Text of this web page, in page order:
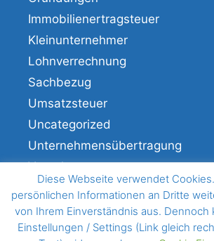
Immobilienertragsteuer
Kleinunternehmer
Lohnverrechnung
Sachbezug
Umsatzsteuer
Uncategorized
Unternehmensübertragung
Veranlagung
Verfahren
Diese Webseite verwendet
persönlichen Informationen an Dritte
von Ihrem Einverständnis aus. Dennoch
Einstellungen / Settings (Link gleich